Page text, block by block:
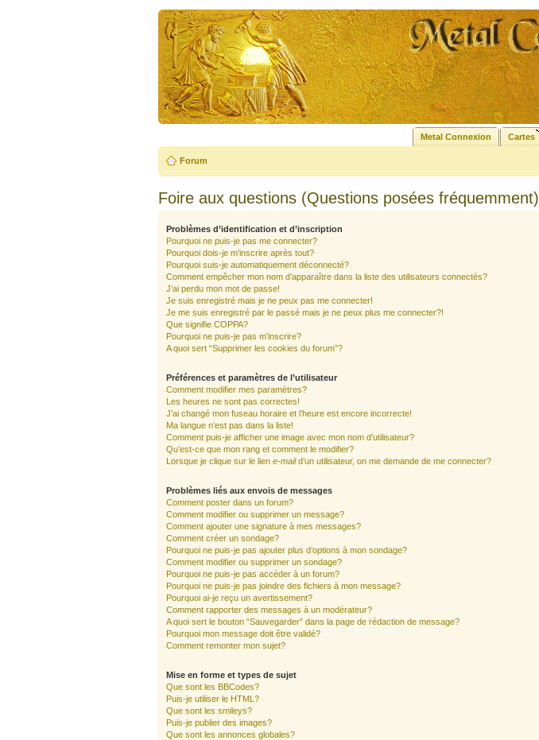
Metal Connexion Cartes
Forum
Foire aux questions (Questions posées fréquemment)
Problèmes d’identification et d’inscription
Pourquoi ne puis-je pas me connecter?
Pourquoi dois-je m’inscrire après tout?
Pourquoi suis-je automatiquement déconnecté?
Comment empêcher mon nom d’apparaître dans la liste des utilisateurs connectés?
J’ai perdu mon mot de passe!
Je suis enregistré mais je ne peux pas me connecter!
Je me suis enregistré par le passé mais je ne peux plus me connecter?!
Que signifie COPPA?
Pourquoi ne puis-je pas m’inscrire?
A quoi sert “Supprimer les cookies du forum”?
Préférences et paramètres de l’utilisateur
Comment modifier mes paramètres?
Les heures ne sont pas correctes!
J’ai changé mon fuseau horaire et l’heure est encore incorrecte!
Ma langue n’est pas dans la liste!
Comment puis-je afficher une image avec mon nom d’utilisateur?
Qu’est-ce que mon rang et comment le modifier?
Lorsque je clique sur le lien e-maild’un utilisateur, on me demande de me connecter?
Problèmes liés aux envois de messages
Comment poster dans un forum?
Comment modifier ou supprimer un message?
Comment ajouter une signature à mes messages?
Comment créer un sondage?
Pourquoi ne puis-je pas ajouter plus d’options à mon sondage?
Comment modifier ou supprimer un sondage?
Pourquoi ne puis-je pas accéder à un forum?
Pourquoi ne puis-je pas joindre des fichiers à mon message?
Pourquoi ai-je reçu un avertissement?
Comment rapporter des messages à un modérateur?
A quoi sert le bouton “Sauvegarder” dans la page de rédaction de message?
Pourquoi mon message doit être validé?
Comment remonter mon sujet?
Mise en forme et types de sujet
Que sont les BBCodes?
Puis-je utiliser le HTML?
Que sont les smileys?
Puis-je publier des images?
Que sont les annonces globales?